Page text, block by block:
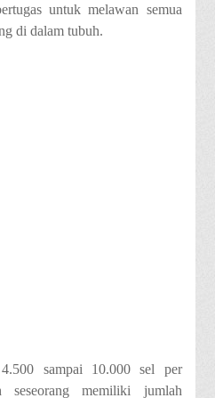
untuk melawan semua
di dalam tubuh.
sampai 10.000 sel per
memiliki jumlah